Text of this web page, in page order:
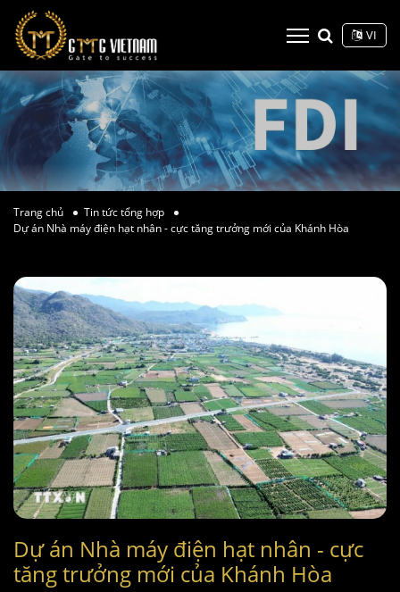
VI
Trang chủ
Tin tức tổng hợp
Dự án Nhà máy điện hạt nhân - cực tăng trưởng mới của Khánh Hòa
Dự án Nhà máy điện hạt nhân - cực
tăng trưởng mới của Khánh Hòa